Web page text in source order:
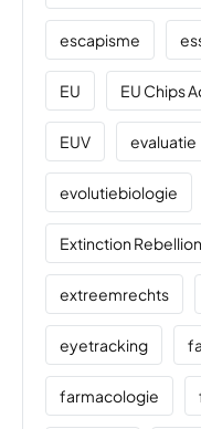
escapisme
EU EU Chips
EUV evaluatie
evolutiebiologie
Extinction Rebellion
extreemrechts
eyetracking
farmacologie